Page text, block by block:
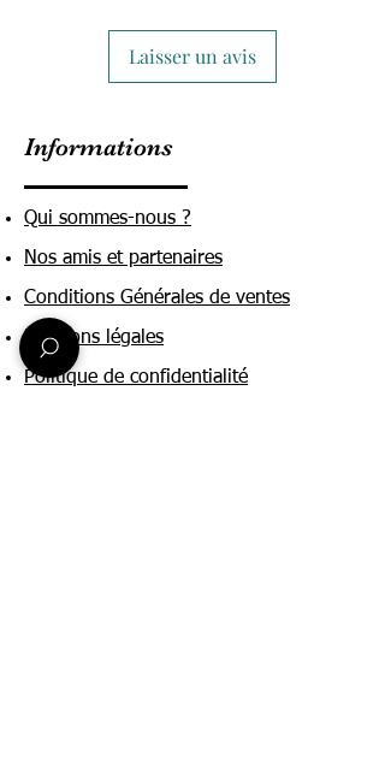
Laisser un avis
Informations
Qui sommes-nous ?
Nos amis et partenaires
Conditions Générales de ventes
Mentions légales
Politique de confidentialité